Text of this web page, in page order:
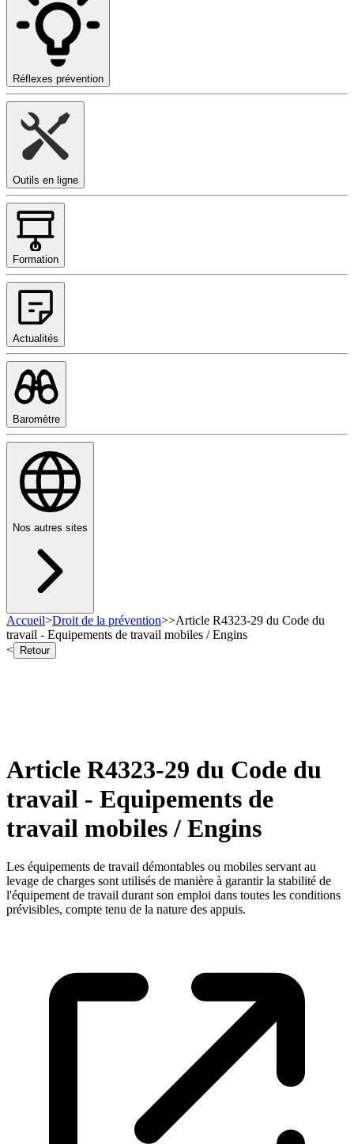
Réflexes prévention
Outils en ligne
Formation
Actualités
Baromètre
Nos autres sites
Accueil>Droit de la prévention>>Article R4323-29 du Code du
travail - Equipements de travail mobiles / Engins
<
Retour
Article R4323-29 du Code du
travail - Equipements de
travail mobiles / Engins
Les équipements de travail démontables ou mobiles servant au
levage de charges sont utilisés de manière à garantir la stabilité de
l'équipement de travail durant son emploi dans toutes les conditions
prévisibles, compte tenu de la nature des appuis.